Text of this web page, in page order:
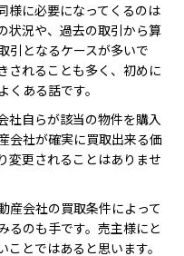
様に必要になってくるのは
状況や、過去の取引から算
引となるケースが多いで
されることも多く、初めに
ある話です。
社自らが該当の物件を購入
会社が確実に買取出来る価
変更されることはありませ
産会社の買取条件によって
るのも手です。売主様にと
とではあると思います。